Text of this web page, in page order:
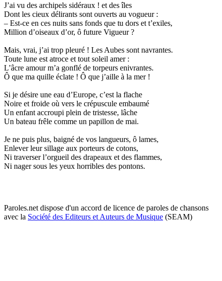
J’ai vu des archipels sidéraux ! et des îles
Dont les cieux délirants sont ouverts au vogueur :
– Est-ce en ces nuits sans fonds que tu dors et t’exiles,
Million d’oiseaux d’or, ô future Vigueur ?
Mais, vrai, j’ai trop pleuré ! Les Aubes sont navrantes.
Toute lune est atroce et tout soleil amer :
L’âcre amour m’a gonflé de torpeurs enivrantes.
Ô que ma quille éclate ! Ô que j’aille à la mer !
Si je désire une eau d’Europe, c’est la flache
Noire et froide où vers le crépuscule embaumé
Un enfant accroupi plein de tristesse, lâche
Un bateau frêle comme un papillon de mai.
Je ne puis plus, baigné de vos langueurs, ô lames,
Enlever leur sillage aux porteurs de cotons,
Ni traverser l’orgueil des drapeaux et des flammes,
Ni nager sous les yeux horribles des pontons.
Paroles.net dispose d'un accord de licence de paroles de chansons
avec la Société des Editeurs et Auteurs de Musique (SEAM)